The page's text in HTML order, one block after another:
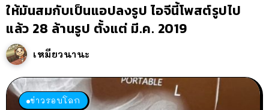
ให้มันสมกับเป็นแอปลงรูป ไอจีนี้โพสต์รูปไป
แล้ว 28 ล้านรูป ตั้งแต่ มี.ค. 2019
เหมียวนานะ
ข่าวรอบโลก